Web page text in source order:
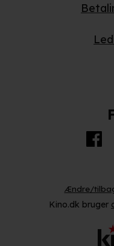
Ændre/
Kino.dk bruger